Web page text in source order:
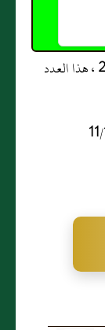
* : عدد المشاهدات و التنزيل منذ 21 ماي 2013 ، هذا العدد